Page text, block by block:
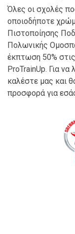
Όλες οι σχολές
οποιοδήποτε
Πιστοποίησης
Πολωνικής
έκπτωση 50%
ProTrainUp. Για
καλέστε μας και
προσφορά για